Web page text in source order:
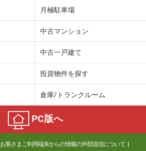
月極駐車場
中古マンション
中古一戸建て
投資物件を探す
倉庫/トランクルーム
PC版へ
お客さまご利用端末からの情報の外部送信について